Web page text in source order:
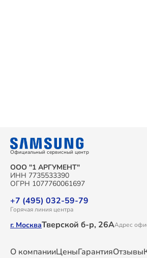
Официальный сервисный центр
ООО "1 АРГУМЕНТ"
ИНН 7735533390
ОГРН 1077760061697
+7 (495) 032-59-79
Горячая линия центра
г. МоскваТверской б-р, 26ААдрес
О компанииЦеныГарантияОтзывы